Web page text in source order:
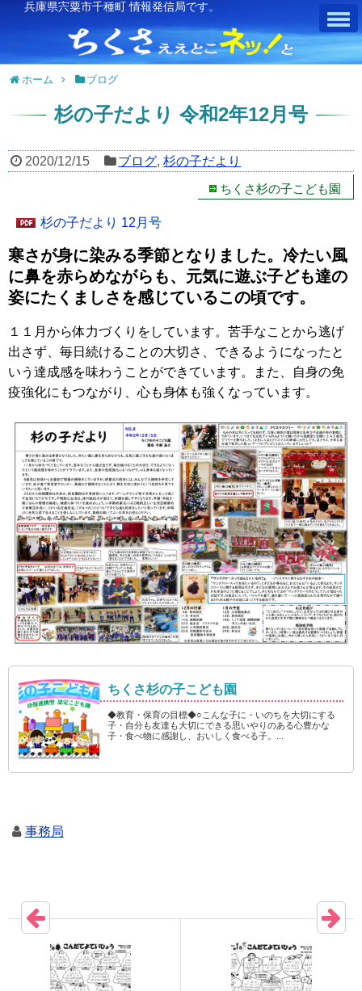
兵庫県宍粟市千種町 情報発信局です。
ホーム ブログ
杉の子だより 令和2年12月号
2020/12/15 ブログ,杉の子だより
ちくさ杉の子こども園
杉の子だより 12月号
寒さが身に染みる季節となりました。冷たい風
に鼻を赤らめながらも、元気に遊ぶ子ども達の
姿にたくましさを感じているこの頃です。
１１月から体力づくりをしています。苦手なことから逃げ
出さず、毎日続けることの大切さ、できるようになったと
いう達成感を味わうことができています。また、自身の免
疫強化にもつながり、心も身体も強くなっています。
ちくさ杉の子こども園
◆教育・保育の目標◆○こんな子に・いのちを大切にする
子・自分も友達も大切にできる思いやりのある心豊かな
子・食べ物に感謝し、おいしく食べる子。...
事務局